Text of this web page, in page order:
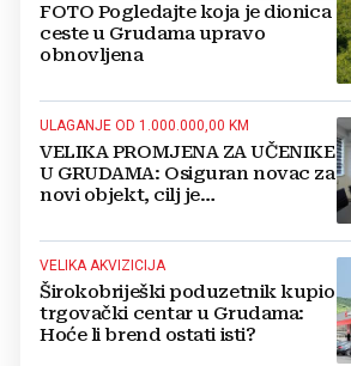
FOTO Pogledajte koja je dionica
ceste u Grudama upravo
obnovljena
ULAGANJE OD 1.000.000,00 KM
VELIKA PROMJENA ZA UČENIKE
U GRUDAMA: Osiguran novac za
novi objekt, cilj je
VELIKA AKVIZICIJA
Širokobriješki poduzetnik kupio
trgovački centar u Grudama:
Hoće li brend ostati isti?